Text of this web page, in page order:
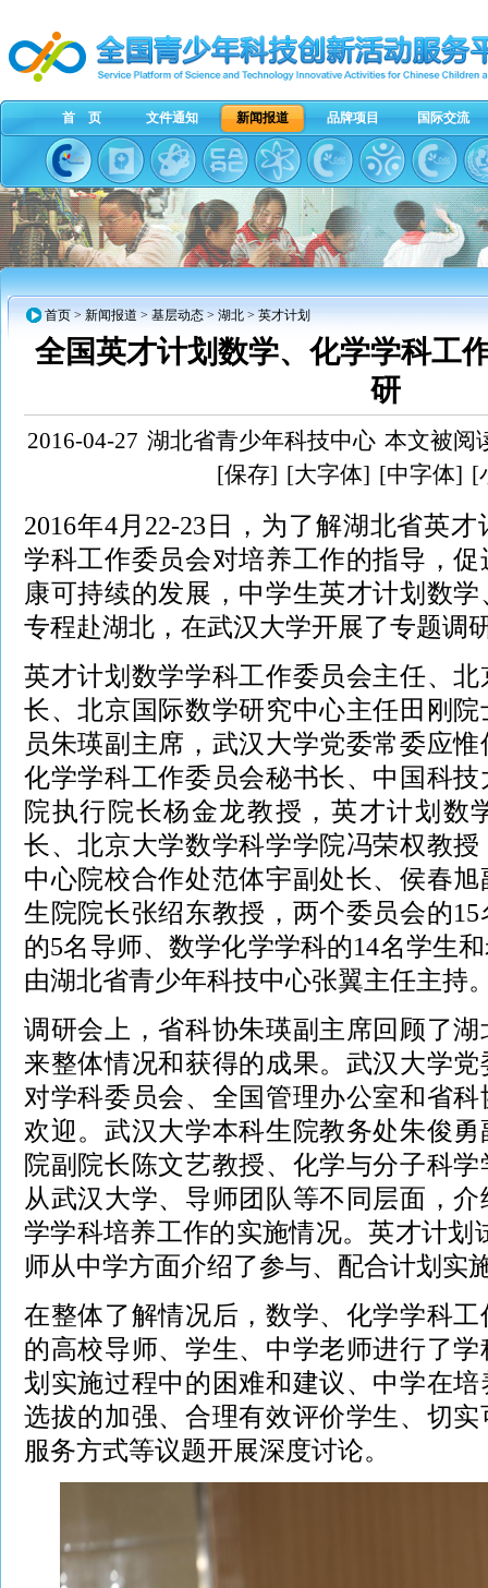
首 页 文件通知 新闻报道 品牌项目 国际交流
首页 > 新闻报道 > 基层动态 > 湖北 > 英才计划
全国英才计划数学、化学学科工
研
2016-04-27 湖北省青少年科技中心 本文被阅
[保存] [大字体] [中字体] [
2016年4月22-23日，为了解湖北省英
学科工作委员会对培养工作的指导，
康可持续的发展，中学生英才计划数
专程赴湖北，在武汉大学开展了专题调
英才计划数学学科工作委员会主任、
长、北京国际数学研究中心主任田刚
员朱瑛副主席，武汉大学党委常委应
化学学科工作委员会秘书长、中国科
院执行院长杨金龙教授，英才计划数
长、北京大学数学科学学院冯荣权教
中心院校合作处范体宇副处长、侯春
生院院长张绍东教授，两个委员会的
的5名导师、数学化学学科的14名学生
由湖北省青少年科技中心张翼主任主持
调研会上，省科协朱瑛副主席回顾了
来整体情况和获得的成果。武汉大学
对学科委员会、全国管理办公室和省
欢迎。武汉大学本科生院教务处朱俊
院副院长陈文艺教授、化学与分子科
从武汉大学、导师团队等不同层面，
学学科培养工作的实施情况。英才计划
师从中学方面介绍了参与、配合计划实
在整体了解情况后，数学、化学学科
的高校导师、学生、中学老师进行了
划实施过程中的困难和建议、中学在
选拔的加强、合理有效评价学生、切
服务方式等议题开展深度讨论。